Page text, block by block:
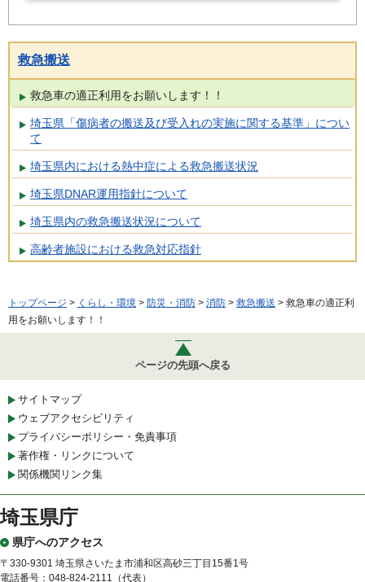
救急搬送
救急車の適正利用をお願いします！！
埼玉県「傷病者の搬送及び受入れの実施に関する基準」につい
て
埼玉県内における熱中症による救急搬送状況
埼玉県DNAR運用指針について
埼玉県内の救急搬送状況について
高齢者施設における救急対応指針
トップページ > くらし・環境 > 防災・消防 > 消防 > 救急搬送 > 救急車の適正利
用をお願いします！！
ページの先頭へ戻る
サイトマップ
ウェブアクセシビリティ
プライバシーポリシー・免責事項
著作権・リンクについて
関係機関リンク集
埼玉県庁
県庁へのアクセス
〒330-9301 埼玉県さいたま市浦和区高砂三丁目15番1号
電話番号：048-824-2111（代表）